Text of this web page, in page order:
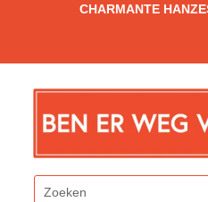
CHARMANTE